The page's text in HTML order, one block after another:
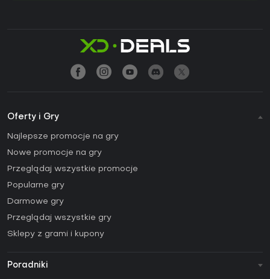
Oferty i Gry
Najlepsze promocje na gry
Nowe promocje na gry
Przeglądaj wszystkie promocje
Popularne gry
Darmowe gry
Przeglądaj wszystkie gry
Sklepy z grami i kupony
Poradniki